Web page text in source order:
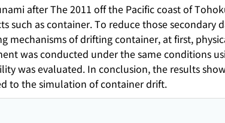
after The 2011 off the Pacific coast of
such as container. To reduce those
mechanisms of drifting container, at first,
was conducted under the same conditions
was evaluated. In conclusion, the results
to the simulation of container drift.